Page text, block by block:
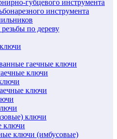
губцевого инструмента
инструмента
по дереву
гаечные ключи
ключи
ключи
ключи
ключи
ключи (имбусовые)